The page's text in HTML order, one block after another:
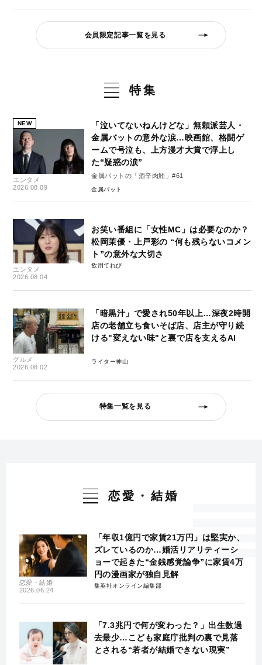
会員限定記事一覧を見る
特集
NEW
エンタメ
2026.08.09
「泣いてないねんけどな」無頼派芸人・
金属バットの意外な涙…映画館、格闘ゲ
ームで号泣も、上方漫才大賞で浮上し
た“疑惑の涙”
金属バットの「酒辛肉鮪」#61
金属バット
エンタメ
2026.08.04
お笑い番組に「女性MC」は必要なのか？
松岡茉優・上戸彩の “何も残らないコメン
ト”の意外な大切さ
飲用てれび
グルメ
2026.08.02
「暗黒汁」で愛され50年以上…深夜2時開
店の老舗立ち食いそば店、店主が守り続
ける"変えない味"と裏で店を支えるAI
ライター神山
特集一覧を見る
恋愛・結婚
恋愛・結婚
2026.06.24
「年収1億円で家賃21万円」は堅実か、
ズレているのか…婚活リアリティーシ
ョーで起きた“金銭感覚論争”に家賃4万
円の漫画家が独自見解
集英社オンライン編集部
「7.3兆円で何が変わった？」出生数過
去最少…こども家庭庁批判の裏で見落
とされる“若者が結婚できない現実”